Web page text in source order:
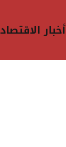
أخبار الاقتصاد